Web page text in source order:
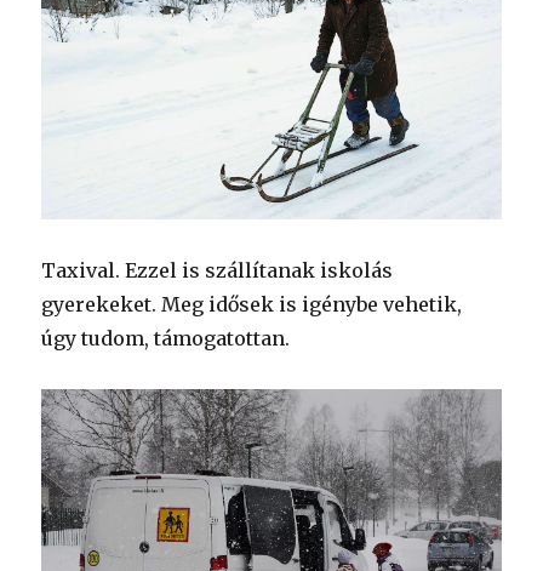
Taxival. Ezzel is szállítanak iskolás
gyerekeket. Meg idősek is igénybe vehetik,
úgy tudom, támogatottan.